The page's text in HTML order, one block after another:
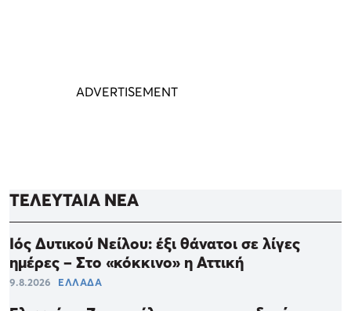
ΤΕΛΕΥΤΑΙΑ ΝΕΑ
Ιός Δυτικού Νείλου: έξι θάνατοι σε λίγες
ημέρες – Στο «κόκκινο» η Αττική
9.8.2026 ΕΛΛΑΔΑ